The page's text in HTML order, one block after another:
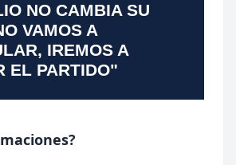
NO CAMBIA SU
VAMOS A
IREMOS A
EL PARTIDO"